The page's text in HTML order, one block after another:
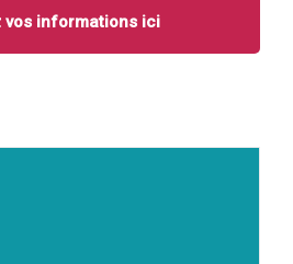
vos informations ici